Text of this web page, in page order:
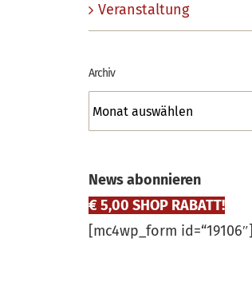
Veranstaltung
Archiv
Archiv
News abonnieren
€ 5,00 SHOP RABATT!
[mc4wp_form id=“19106″]